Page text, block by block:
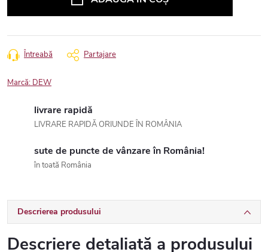
Întreabă Partajare
Marcă: DEW
livrare rapidă
LIVRARE RAPIDĂ ORIUNDE ÎN ROMÂNIA
sute de puncte de vânzare în România!
în toată România
Descrierea produsului
Descriere detaliată a produsului